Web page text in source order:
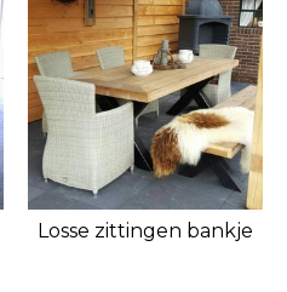
Losse zittingen bankje